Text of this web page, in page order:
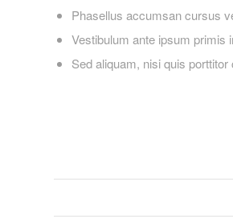
Phasellus accumsan cursus
Vestibulum ante ipsum primis
Sed aliquam, nisi quis porttitor